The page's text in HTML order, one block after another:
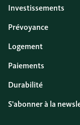
Investissements
Prévoyance
Logement
Paiements
Durabilité
S'abonner à la